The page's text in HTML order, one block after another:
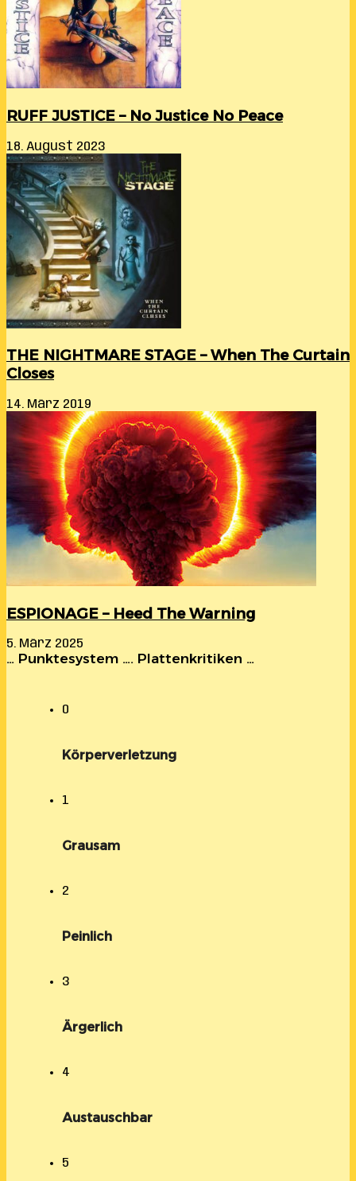
RUFF JUSTICE – No Justice No Peace
18. August 2023
THE NIGHTMARE STAGE – When The Curtain
Closes
14. März 2019
ESPIONAGE – Heed The Warning
5. März 2025
… Punktesystem …. Plattenkritiken …
0
Körperverletzung
1
Grausam
2
Peinlich
3
Ärgerlich
4
Austauschbar
5